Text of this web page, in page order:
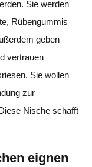
Sie werden
Rübengummis
geben
vertrauen
Sie wollen
zur
Nische schafft
eignen